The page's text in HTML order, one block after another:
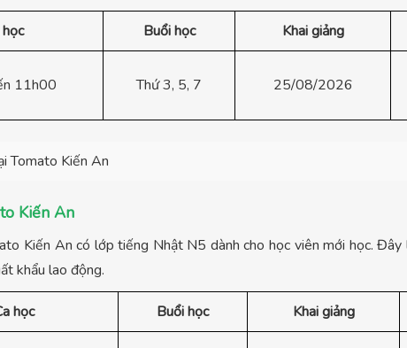
Buổi học Khai giảng
11h00 Thứ 3, 5, 7 25/08/2026
Tomato Kiến An
Kiến An
Kiến An có lớp tiếng Nhật N5 dành cho học viên mới học.
khẩu lao động.
học Buổi học Khai giảng